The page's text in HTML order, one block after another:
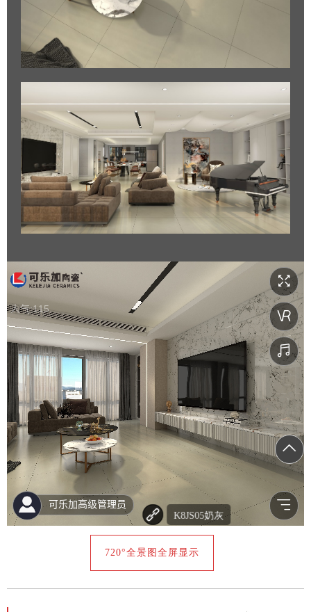
720°全景图全屏显示